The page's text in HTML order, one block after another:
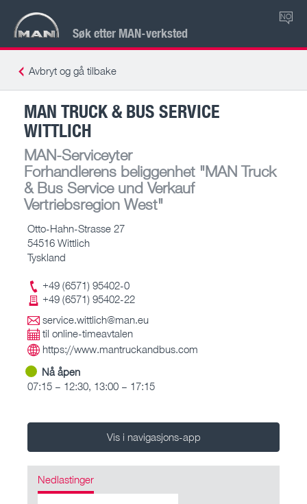
Søk etter MAN-verksted
NO
Avbryt og gå tilbake
MAN TRUCK & BUS SERVICE
WITTLICH
MAN-Serviceyter
Forhandlerens beliggenhet "MAN Truck
& Bus Service und Verkauf
Vertriebsregion West"
Otto-Hahn-Strasse 27
54516 Wittlich
Tyskland
+49 (6571) 95402-0
+49 (6571) 95402-22
service.wittlich@man.eu
til online-timeavtalen
https://www.mantruckandbus.com
Nå åpen
07:15 – 12:30, 13:00 – 17:15
Vis i navigasjons-app
Nedlastinger